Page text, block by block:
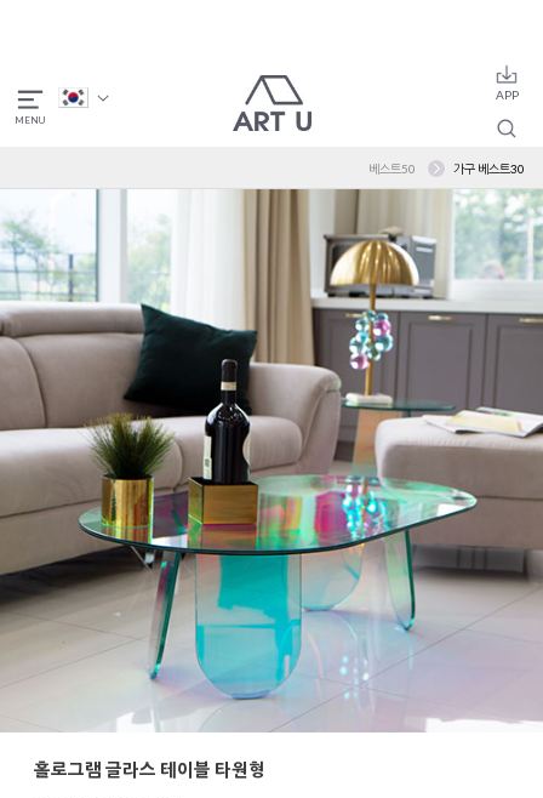
베스트50 가구 베스트30
홀로그램 글라스 테이블 타원형